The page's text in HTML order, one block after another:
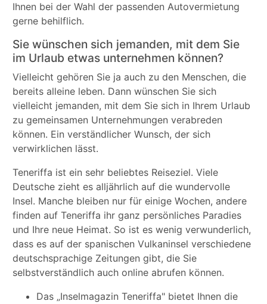
Ihnen bei der Wahl der passenden Autovermietung
gerne behilflich.
Sie wünschen sich jemanden, mit dem Sie
im Urlaub etwas unternehmen können?
Vielleicht gehören Sie ja auch zu den Menschen, die
bereits alleine leben. Dann wünschen Sie sich
vielleicht jemanden, mit dem Sie sich in Ihrem Urlaub
zu gemeinsamen Unternehmungen verabreden
können. Ein verständlicher Wunsch, der sich
verwirklichen lässt.
Teneriffa ist ein sehr beliebtes Reiseziel. Viele
Deutsche zieht es alljährlich auf die wundervolle
Insel. Manche bleiben nur für einige Wochen, andere
finden auf Teneriffa ihr ganz persönliches Paradies
und Ihre neue Heimat. So ist es wenig verwunderlich,
dass es auf der spanischen Vulkaninsel verschiedene
deutschsprachige Zeitungen gibt, die Sie
selbstverständlich auch online abrufen können.
Das „Inselmagazin Teneriffa" bietet Ihnen die